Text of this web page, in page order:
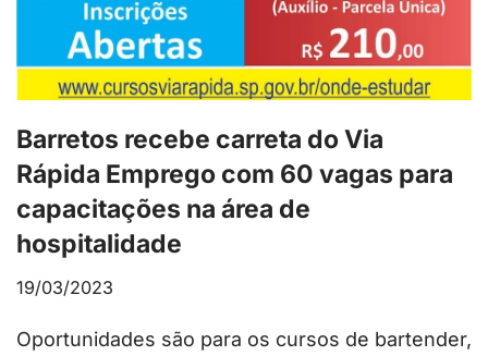
Barretos recebe carreta do Via
Rápida Emprego com 60 vagas para
capacitações na área de
hospitalidade
19/03/2023
Oportunidades são para os cursos de bartender,